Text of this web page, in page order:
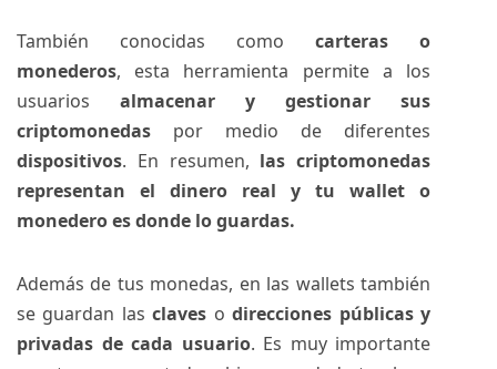
También conocidas como carteras o
monederos, esta herramienta permite a los
usuarios almacenar y gestionar sus
criptomonedas por medio de diferentes
dispositivos. En resumen, las criptomonedas
representan el dinero real y tu wallet o
monedero es donde lo guardas.
Además de tus monedas, en las wallets también
se guardan lasclaves odirecciones públicas y
privadas de cada usuario. Es muy importante